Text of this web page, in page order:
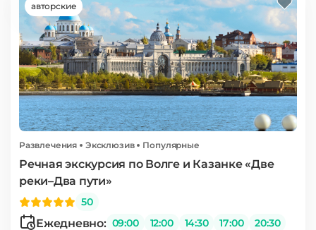
авторские
Развлечения Эксклюзив Популярные
Речная экскурсия по Волге и Казанке «Две
реки–Два пути»
50
Ежедневно: 09:00 12:00 14:30 17:00 20:30